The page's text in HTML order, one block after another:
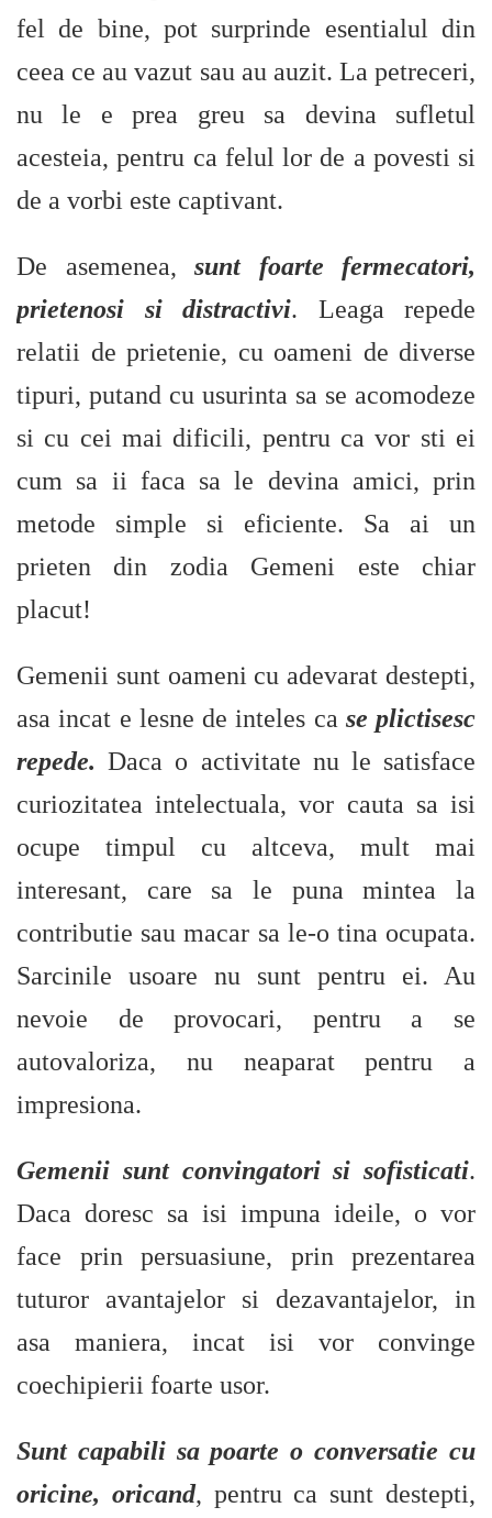
fel de bine, pot surprinde esentialul din
ceea ce au vazut sau au auzit. La petreceri,
nu le e prea greu sa devina sufletul
acesteia, pentru ca felul lor de a povesti si
de a vorbi este captivant.
De asemenea, sunt foarte fermecatori,
prietenosi si distractivi. Leaga repede
relatii de prietenie, cu oameni de diverse
tipuri, putand cu usurinta sa se acomodeze
si cu cei mai dificili, pentru ca vor sti ei
cum sa ii faca sa le devina amici, prin
metode simple si eficiente. Sa ai un
prieten din zodia Gemeni este chiar
placut!
Gemenii sunt oameni cu adevarat destepti,
asa incat e lesne de inteles ca se plictisesc
repede. Daca o activitate nu le satisface
curiozitatea intelectuala, vor cauta sa isi
ocupe timpul cu altceva, mult mai
interesant, care sa le puna mintea la
contributie sau macar sa le-o tina ocupata.
Sarcinile usoare nu sunt pentru ei. Au
nevoie de provocari, pentru a se
autovaloriza, nu neaparat pentru a
impresiona.
Gemenii sunt convingatori si sofisticati.
Daca doresc sa isi impuna ideile, o vor
face prin persuasiune, prin prezentarea
tuturor avantajelor si dezavantajelor, in
asa maniera, incat isi vor convinge
coechipierii foarte usor.
Sunt capabili sa poarte o conversatie cu
oricine, oricand, pentru ca sunt destepti,